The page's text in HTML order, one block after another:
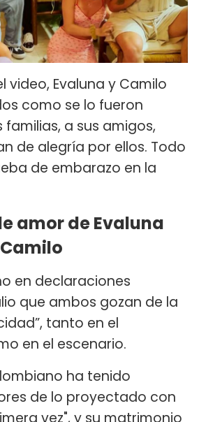
video, Evaluna y Camilo
como se lo fueron
a sus amigos,
de alegría por ellos. Todo
de embarazo en la
amor de Evaluna
en declaraciones
que ambos gozan de la
tanto en el
en el escenario.
ha tenido
de lo proyectado con